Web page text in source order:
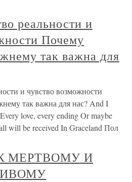
реальности и
Почему
так важна для
и чувство возможности
так важна для нас? And I
love, every ending Or maybe
will be received In Graceland Пол
МЕРТВОМУ И